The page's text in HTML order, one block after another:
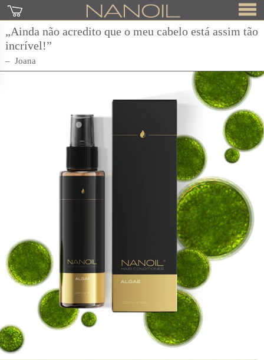
„Ainda não acredito que o meu cabelo está assim tão
incrível!”
Joana